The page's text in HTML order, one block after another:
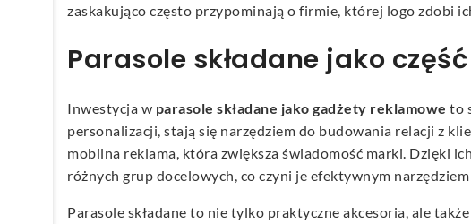
zaskakująco często przypominają o firmie, której logo zdobi
Parasole składane jako
Inwestycja w parasole składane jako gadżety reklamowe to
personalizacji, stają się narzędziem do budowania relacji z
mobilna reklama, która zwiększa świadomość marki. Dzięki
różnych grup docelowych, co czyni je efektywnym
Parasole składane to nie tylko praktyczne akcesoria, ale